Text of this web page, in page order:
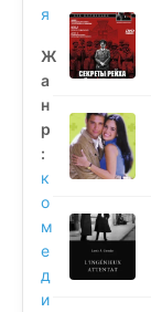
я
Ж
а
н
р
:
к
о
м
е
д
и